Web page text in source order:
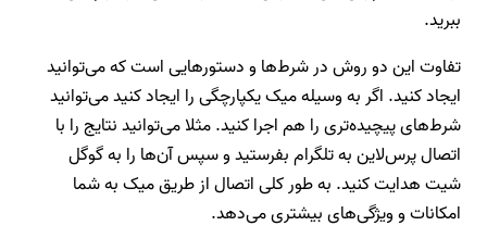
ببرید.
تفاوت این دو روش در شرط‌ها و دستورهایی است که می‌توانید
ایجاد کنید. اگر به وسیله میک یکپارچگی را ایجاد کنید می‌توانید
شرط‌های پیچیده‌تری را هم اجرا کنید. مثلا می‌توانید نتایج را با
اتصال پرس‌لاین به تلگرام بفرستید و سپس آن‌ها را به گوگل
شیت هدایت کنید. به طور کلی اتصال از طریق میک به شما
امکانات و ویژگی‌های بیشتری می‌دهد.